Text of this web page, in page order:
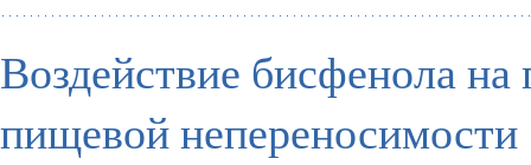
Воздействие бисфенола на
пищевой непереносимости